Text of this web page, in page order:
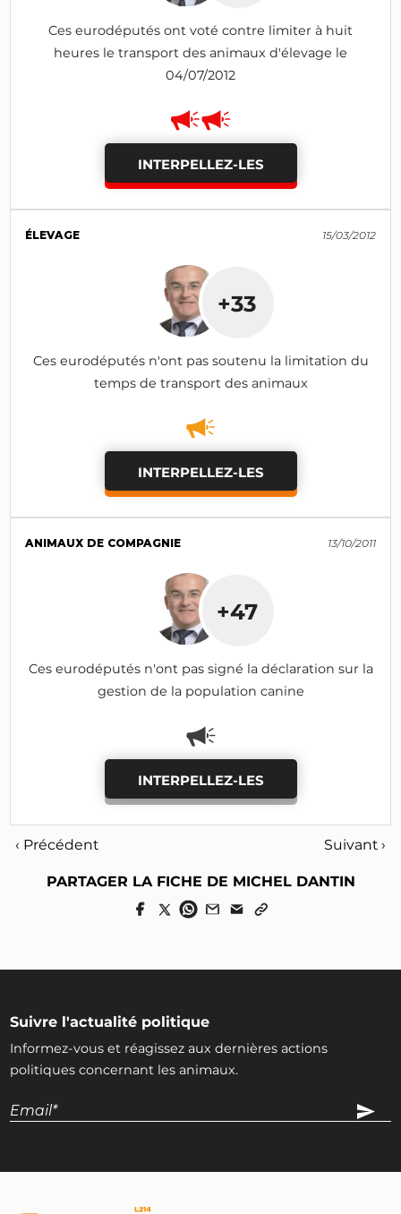
Ces eurodéputés ont voté contre limiter à huit
heures le transport des animaux d'élevage le
04/07/2012
INTERPELLEZ-LES
ÉLEVAGE 15/03/2012
+33
Ces eurodéputés n'ont pas soutenu la limitation du
temps de transport des animaux
INTERPELLEZ-LES
ANIMAUX DE COMPAGNIE 13/10/2011
+47
Ces eurodéputés n'ont pas signé la déclaration sur la
gestion de la population canine
INTERPELLEZ-LES
‹ Précédent Suivant ›
PARTAGER LA FICHE DE MICHEL DANTIN
Suivre l'actualité politique
Informez-vous et réagissez aux dernières actions
politiques concernant les animaux.